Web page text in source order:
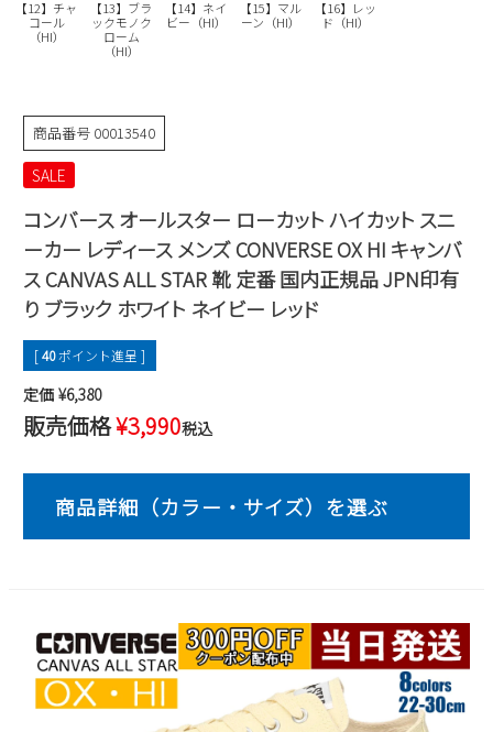
3
23
24
30
2026 年9月
月 火 水 木 金
土
1
2 3 4
5
6
7 8 9 10
13
14
20
21
27
新規会員登録
プライバシーポリシー
特定商取引法に基づく表示
【12】チャ
コール
（HI）
【13】ブラ
ックモノク
ローム
（HI）
【14】ネイ
ビー（HI）
【15】マル
ーン（HI）
【16】レッ
ド（HI）
商品番号 00013540
SALE
コンバース オールスター ローカット ハイカット スニ
ーカー レディース メンズ CONVERSE OX HI キャンバ
ス CANVAS ALL STAR 靴 定番 国内正規品 JPN印有
り ブラック ホワイト ネイビー レッド
[40ポイント進呈 ]
定価 ¥6,380
販売価格¥3,990税込